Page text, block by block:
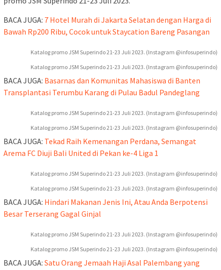
BACA JUGA: 7 Hotel Murah di Jakarta Selatan dengan Harga di
Bawah Rp200 Ribu, Cocok untuk Staycation Bareng Pasangan
Katalog promo JSM Superindo 21-23 Juli 2023. (Instagram @infosuperindo)
Katalog promo JSM Superindo 21-23 Juli 2023. (Instagram @infosuperindo)
BACA JUGA: Basarnas dan Komunitas Mahasiswa di Banten
Transplantasi Terumbu Karang di Pulau Badul Pandeglang
Katalog promo JSM Superindo 21-23 Juli 2023. (Instagram @infosuperindo)
Katalog promo JSM Superindo 21-23 Juli 2023. (Instagram @infosuperindo)
BACA JUGA: Tekad Raih Kemenangan Perdana, Semangat
Arema FC Diuji Bali United di Pekan ke-4 Liga 1
Katalog promo JSM Superindo 21-23 Juli 2023. (Instagram @infosuperindo)
Katalog promo JSM Superindo 21-23 Juli 2023. (Instagram @infosuperindo)
BACA JUGA: Hindari Makanan Jenis Ini, Atau Anda Berpotensi
Besar Terserang Gagal Ginjal
Katalog promo JSM Superindo 21-23 Juli 2023. (Instagram @infosuperindo)
Katalog promo JSM Superindo 21-23 Juli 2023. (Instagram @infosuperindo)
BACA JUGA: Satu Orang Jemaah Haji Asal Palembang yang